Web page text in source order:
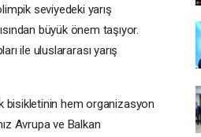
seviyedeki yarış
büyük önem taşıyor.
ile uluslararası yarış
bisikletinin hem organizasyon
Avrupa ve Balkan